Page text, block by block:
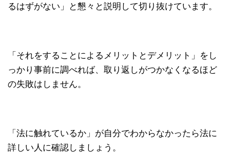
るはずがない」と懇々と説明して切り抜けています。
「それをすることによるメリットとデメリット」をし
っかり事前に調べれば、取り返しがつかなくなるほど
の失敗はしません。
「法に触れているか」が自分でわからなかったら法に
詳しい人に確認しましょう。